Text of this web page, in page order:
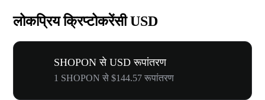
लोकप्रिय क्रिप्टोकरेंसी USD
SHOPON से USD रूपांतरण
1 SHOPON से $144.57 रूपांतरण